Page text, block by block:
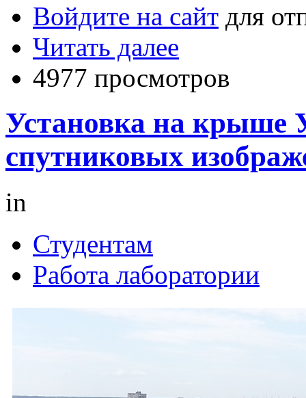
Войдите на сайт для
Читать далее
4977 просмотров
Установка на крыше
спутниковых
in
Студентам
Работа лаборатории